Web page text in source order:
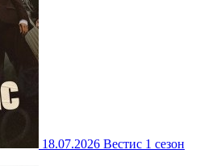
18.07.2026 Вестис 1 сезон